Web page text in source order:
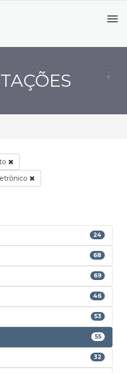
24
68
69
46
53
55
32